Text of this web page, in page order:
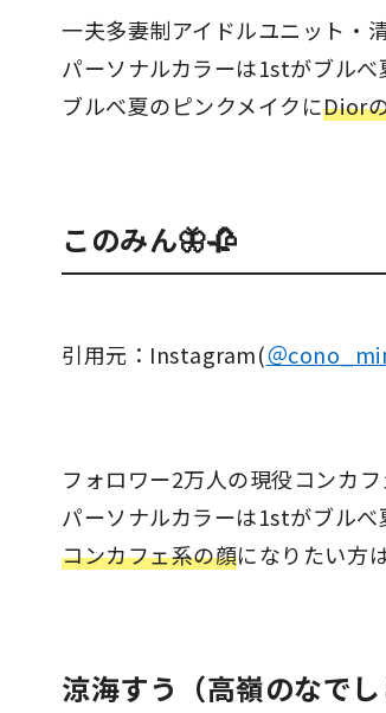
一夫多妻制アイドルユニット・
パーソナルカラーは1stがブルべ
ブルべ夏のピンクメイクにDior
このみん🦋🥀
引用元：Instagram(＠
フォロワー2万人の現役コンカ
パーソナルカラーは1stがブルべ
コンカフェ系の顔になりたい方
涼海すう（高嶺のなでし